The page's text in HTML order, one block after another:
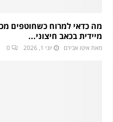
מה כדאי למרוח כשחוטפים
מיידית בכאב חיצוני...
מאת איטו אבירם יוני 1, 2026 0